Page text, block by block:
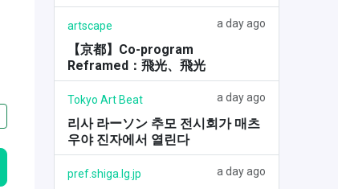
artscape a day ago
【京都】Co-program
Reframed：飛光、飛光
Tokyo Art Beat a day ago
리사 라ーソン 추모 전시회가 매츠
우야 진자에서 열린다
pref.shiga.lg.jp a day ago